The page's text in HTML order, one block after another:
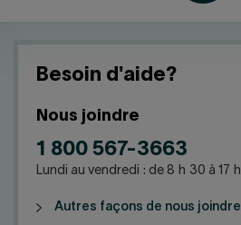
Besoin d'aide?
Nous joindre
1 800 567-3663
Lundi au vendredi : de 8 h 30 à 17 h
Autres façons de nous joindre